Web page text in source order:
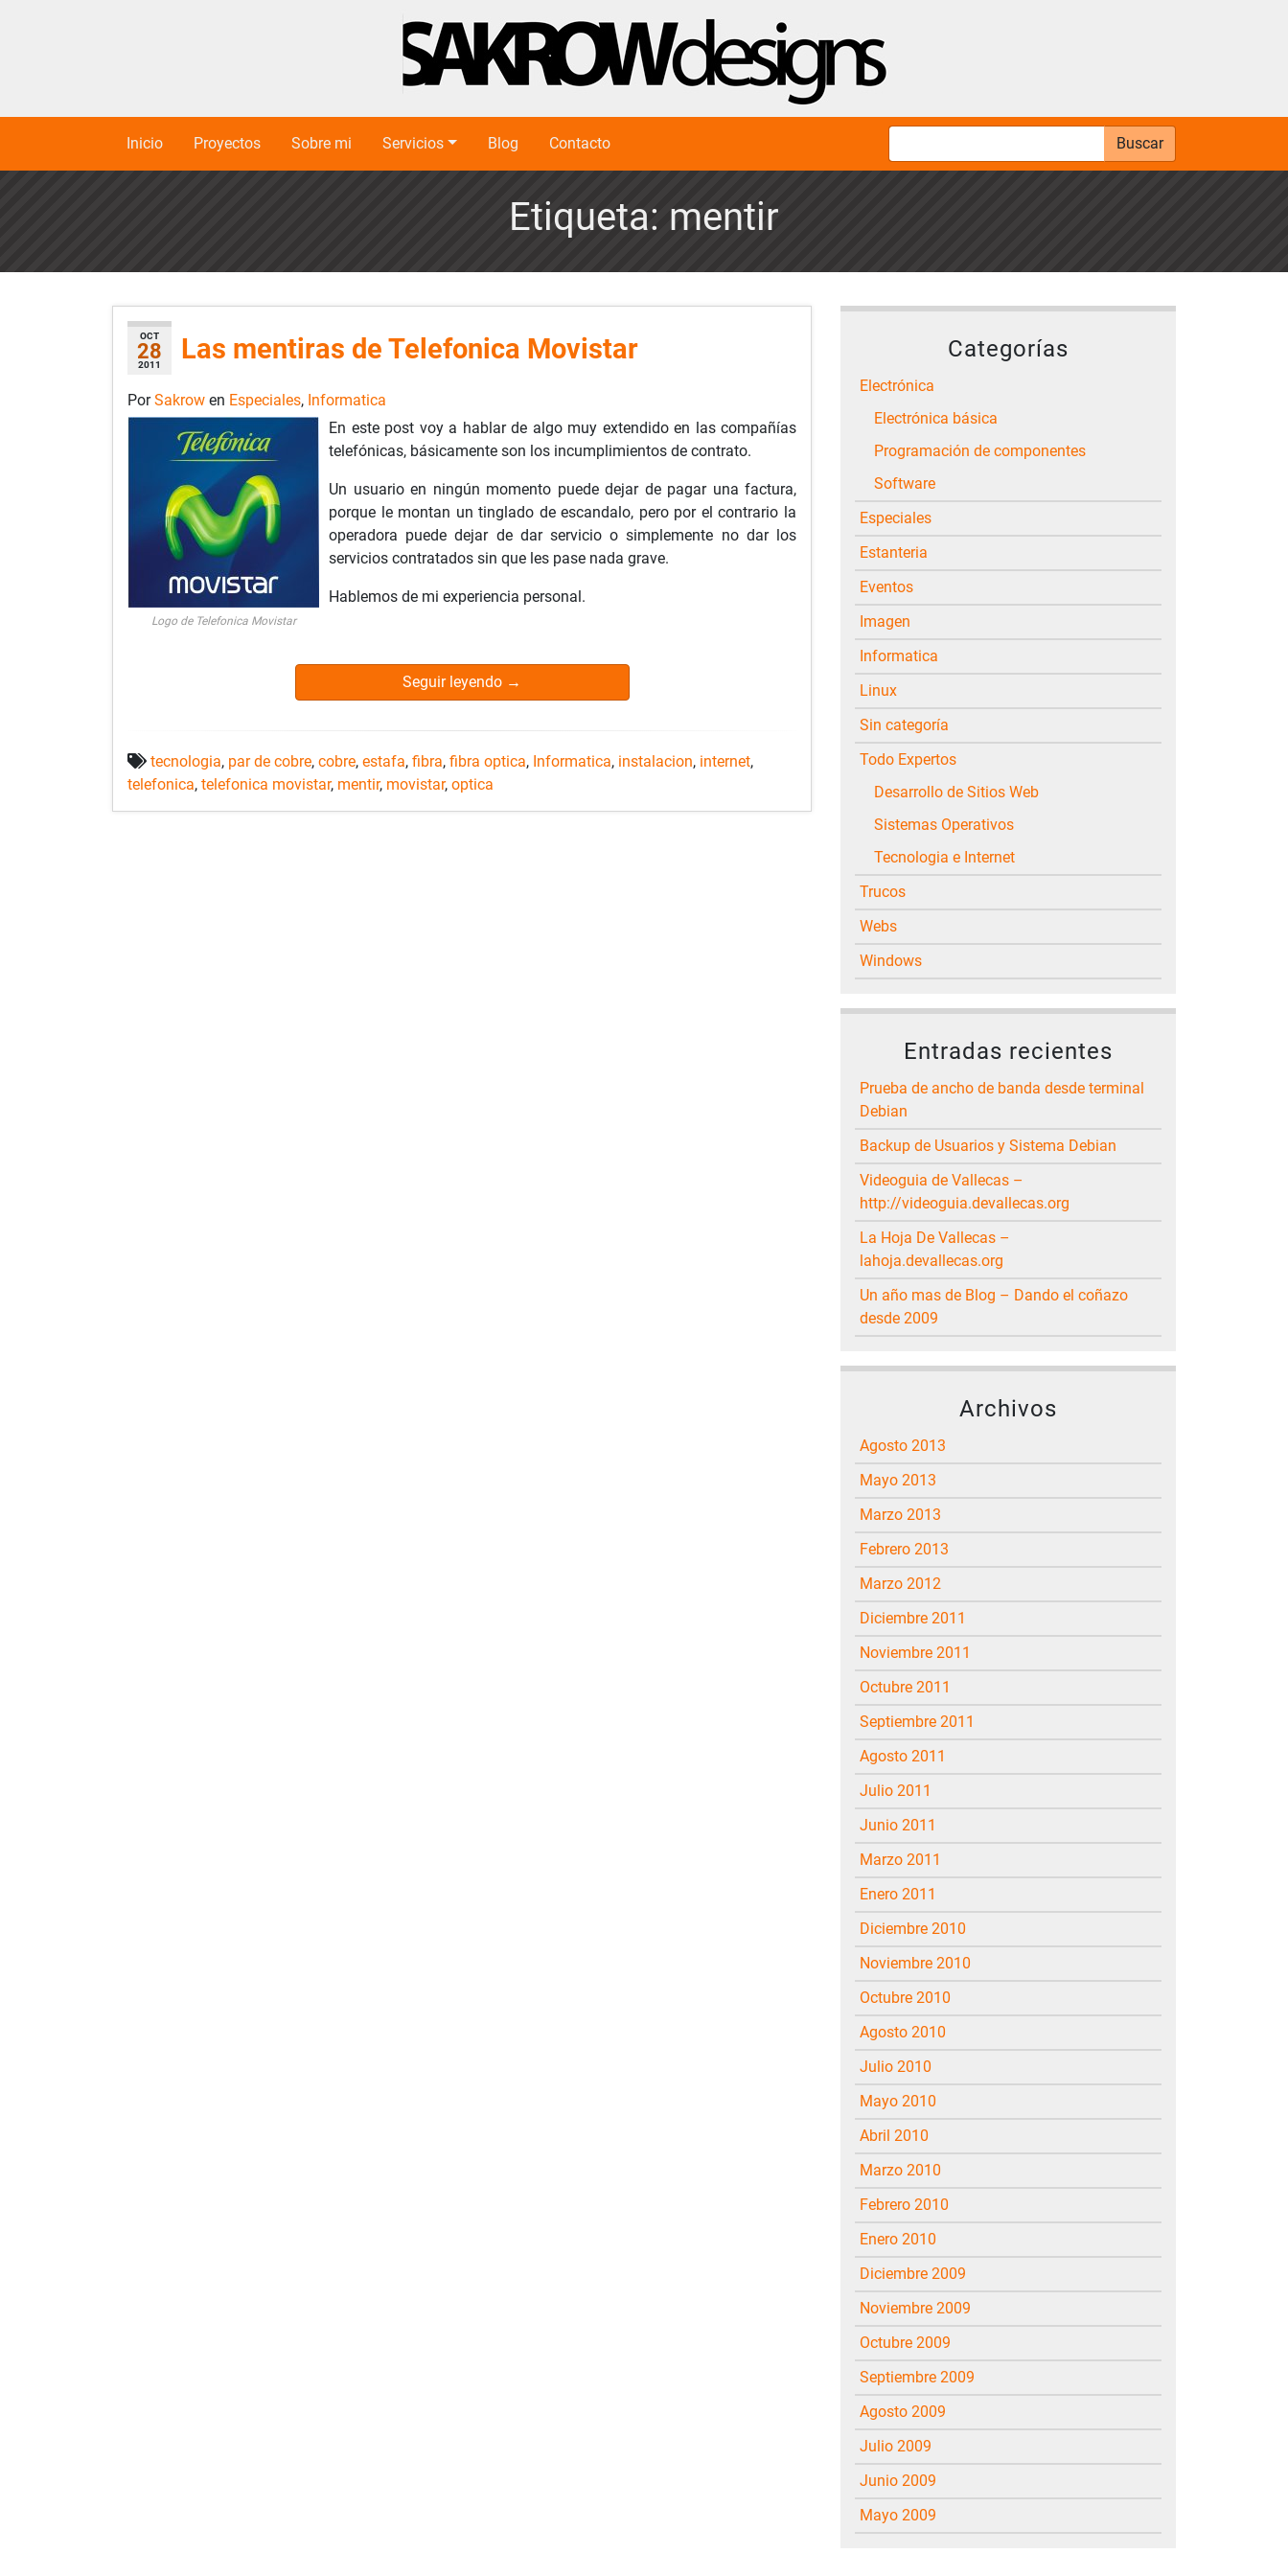
Inicio Proyectos Sobre mi Servicios Blog Contacto Buscar
Etiqueta: mentir
OCT
28
2011 Las mentiras de Telefonica Movistar
PorSakrow en Especiales, Informatica
Logo de Telefonica Movistar
En este post voy a hablar de algo muy extendido en las compañías
telefónicas, básicamente son los incumplimientos de contrato.
Un usuario en ningún momento puede dejar de pagar una factura,
porque le montan un tinglado de escandalo, pero por el contrario la
operadora puede dejar de dar servicio o simplemente no dar los
servicios contratados sin que les pase nada grave.
Hablemos de mi experiencia personal.
Seguir leyendo →
tecnologia, par de cobre, cobre, estafa, fibra, fibra optica, Informatica, instalacion, internet,
telefonica, telefonica movistar, mentir, movistar, optica
Categorías
Electrónica
Electrónica básica
Programación de componentes
Software
Especiales
Estanteria
Eventos
Imagen
Informatica
Linux
Sin categoría
Todo Expertos
Desarrollo de Sitios Web
Sistemas Operativos
Tecnologia e Internet
Trucos
Webs
Windows
Entradas recientes
Prueba de ancho de banda desde terminal
Debian
Backup de Usuarios y Sistema Debian
Videoguia de Vallecas –
http://videoguia.devallecas.org
La Hoja De Vallecas –
lahoja.devallecas.org
Un año mas de Blog – Dando el coñazo
desde 2009
Archivos
agosto 2013
mayo 2013
marzo 2013
febrero 2013
marzo 2012
diciembre 2011
noviembre 2011
octubre 2011
septiembre 2011
agosto 2011
julio 2011
junio 2011
marzo 2011
enero 2011
diciembre 2010
noviembre 2010
octubre 2010
agosto 2010
julio 2010
mayo 2010
abril 2010
marzo 2010
febrero 2010
enero 2010
diciembre 2009
noviembre 2009
octubre 2009
septiembre 2009
agosto 2009
julio 2009
junio 2009
mayo 2009